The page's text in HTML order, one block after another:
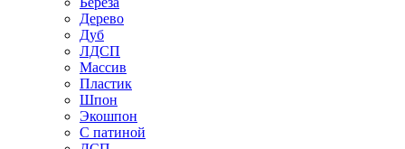
Дерево
Дуб
ЛДСП
Массив
Пластик
Шпон
Экошпон
С патиной